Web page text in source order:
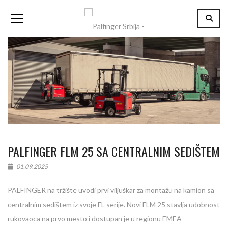
PALFINGER FLM 25 SA CENTRALNIM SEDIŠTEM
01.09.2025
PALFINGER na tržište uvodi prvi viljuškar za montažu na kamion sa
centralnim sedištem iz svoje FL serije. Novi FLM 25 stavlja udobnost
rukovaoca na prvo mesto i dostupan je u regionu EMEA –